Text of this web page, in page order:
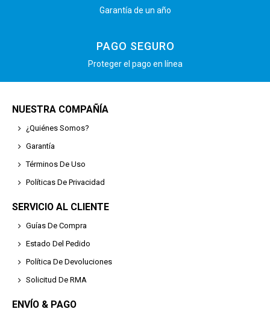
Garantía de un año
PAGO SEGURO
Proteger el pago en línea
NUESTRA COMPAÑÍA
¿Quiénes Somos?
Garantía
Términos De Uso
Políticas De Privacidad
SERVICIO AL CLIENTE
Guías De Compra
Estado Del Pedido
Política De Devoluciones
Solicitud De RMA
ENVÍO & PAGO